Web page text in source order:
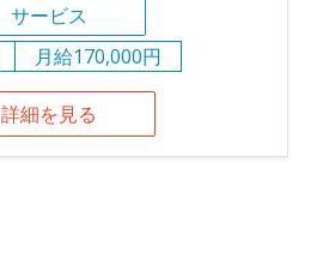
サービス
月給170,000円
詳細を見る